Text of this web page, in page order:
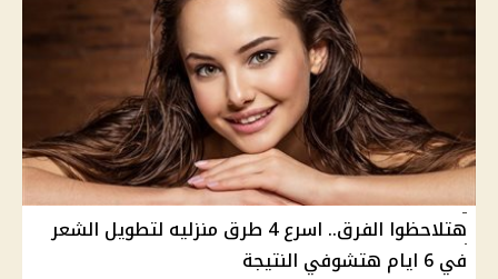
هتلاحظوا الفرق.. اسرع 4 طرق منزليه لتطويل الشعر
في 6 ايام هتشوفي النتيجة